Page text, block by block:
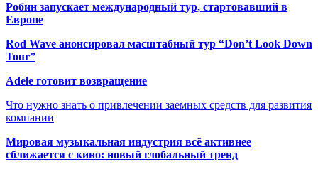
Робин запускает международный тур, стартовавший в
Европе
Rod Wave анонсировал масштабный тур “Don’t Look Down
Tour”
Adele готовит возвращение
Что нужно знать о привлечении заемных средств для развития
компании
Мировая музыкальная индустрия всё активнее
сближается с кино: новый глобальный тренд